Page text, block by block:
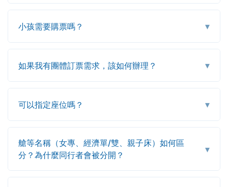
小孩需要購票嗎？ ▾
如果我有團體訂票需求，該如何辦理？ ▾
可以指定座位嗎？ ▾
艙等名稱（女專、經濟單/雙、親子床）如何區
分？為什麼同行者會被分開？
▾